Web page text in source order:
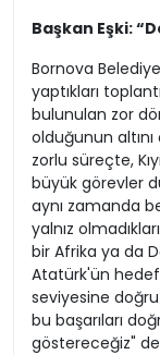
Başkan Eşki:
Bornova
yaptıkları
bulunulan zor
olduğunun
zorlu süreçte,
büyük görevler
aynı zamanda
yalnız
bir Afrika ya da
Atatürk'ün
seviyesine
bu başarıları
göstereceğiz"